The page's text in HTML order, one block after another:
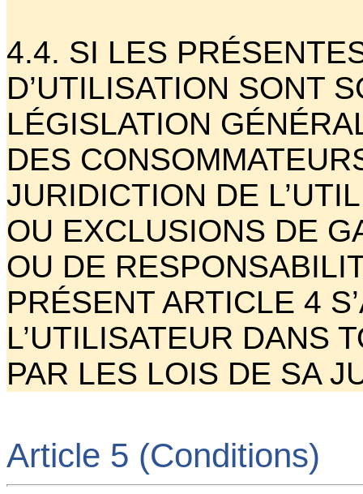
4.4. SI LES
D’UTILISATION SONT
LÉGISLATION
DES
JURIDICTION DE
OU EXCLUSIONS DE
OU DE
PRÉSENT ARTICLE 4
L’UTILISATEUR DANS
PAR LES LOIS DE SA
Article 5 (Conditions)